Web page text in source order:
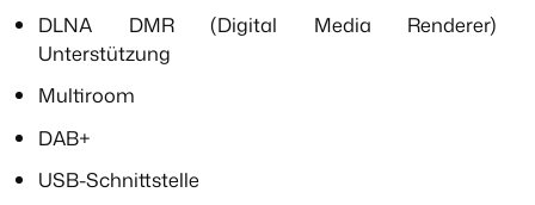
DLNA DMR (Digital Media Renderer)
Unterstützung
Multiroom
DAB+
USB-Schnittstelle